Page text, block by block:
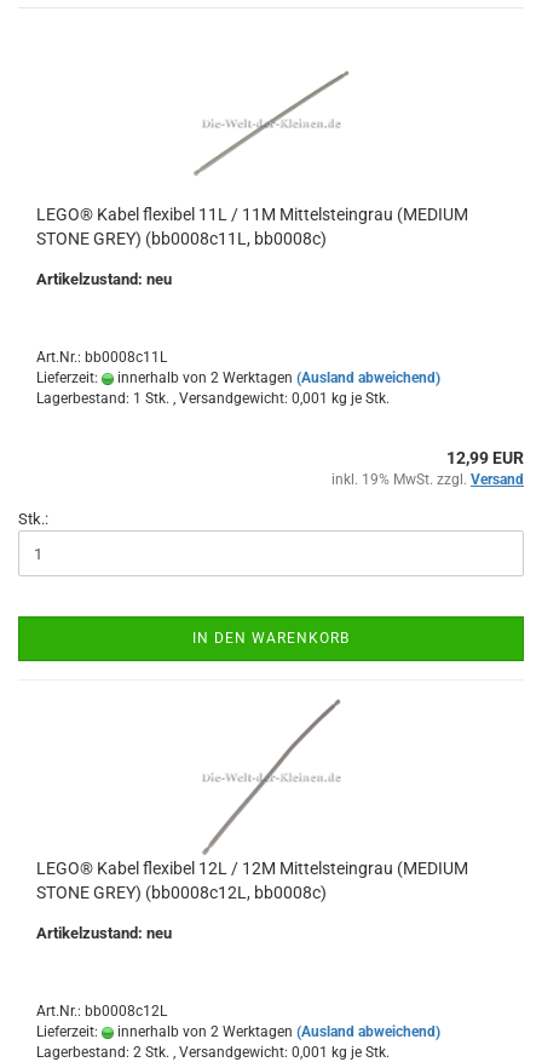
LEGO® Kabel flexibel 11L / 11M Mittelsteingrau (MEDIUM
STONE GREY) (bb0008c11L, bb0008c)
Artikelzustand: neu
Art.Nr.: bb0008c11L
Lieferzeit:
innerhalb von 2 Werktagen (Ausland abweichend)
Lagerbestand: 1 Stk. , Versandgewicht: 0,001 kg je Stk.
12,99 EUR
inkl. 19% MwSt. zzgl. Versand
Stk.:
IN DEN WARENKORB
LEGO® Kabel flexibel 12L / 12M Mittelsteingrau (MEDIUM
STONE GREY) (bb0008c12L, bb0008c)
Artikelzustand: neu
Art.Nr.: bb0008c12L
Lieferzeit:
innerhalb von 2 Werktagen (Ausland abweichend)
Lagerbestand: 2 Stk. , Versandgewicht: 0,001 kg je Stk.